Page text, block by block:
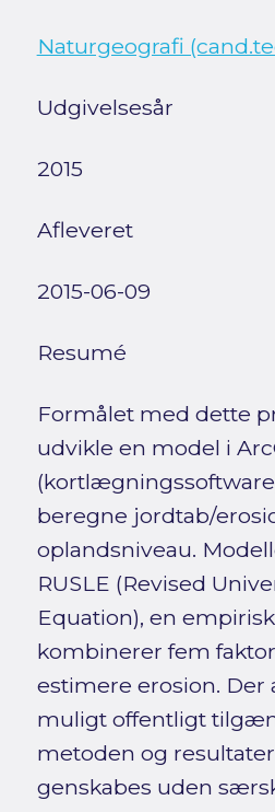
Naturgeografi
Udgivelsesår
2015
Afleveret
2015-06-09
Resumé
Formålet med dette
udvikle en model i
beregne jordtab/
oplandsniveau.
RUSLE (Revised
Equation), en
kombinerer fem
estimere erosion. Der
muligt offentligt
metoden og
genskabes uden